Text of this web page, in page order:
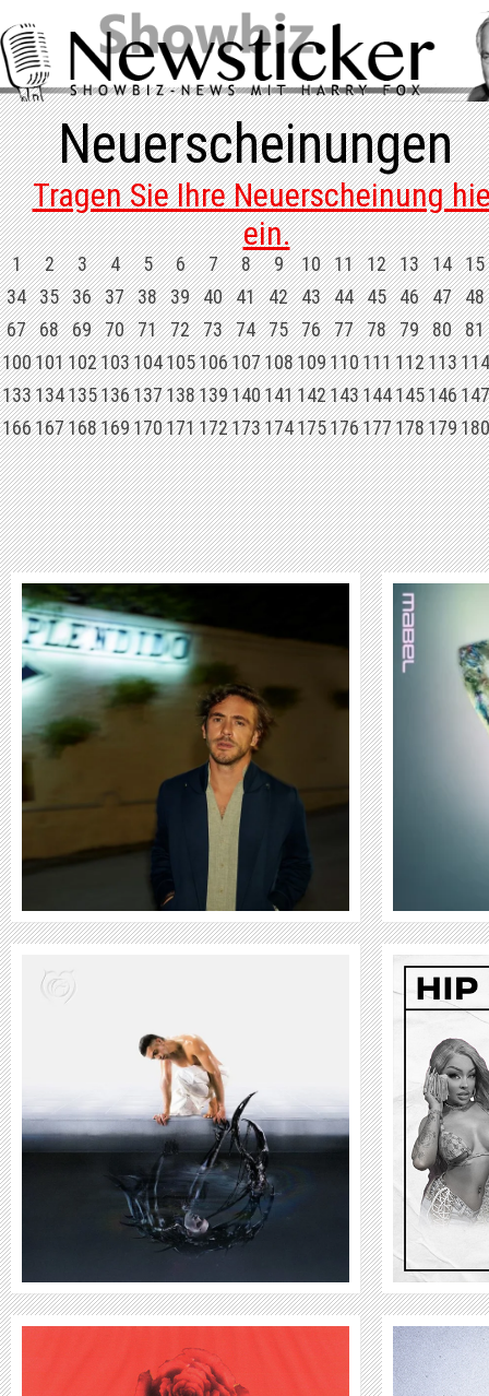
Neuerscheinungen
Tragen Sie Ihre Neuerscheinung
ein.
1 2 3 4 5 6 7 8 9 10 11 12 13 14 15
34 35 36 37 38 39 40 41 42 43 44 45 46 47 48
67 68 69 70 71 72 73 74 75 76 77 78 79 80 81
100101102103104105106107108109110111112113114
133134135136137138139140141142143144145146147
166167168169170171172173174175176177178179180
MABEL
WEITER
WEITER
CAPO PLAZA